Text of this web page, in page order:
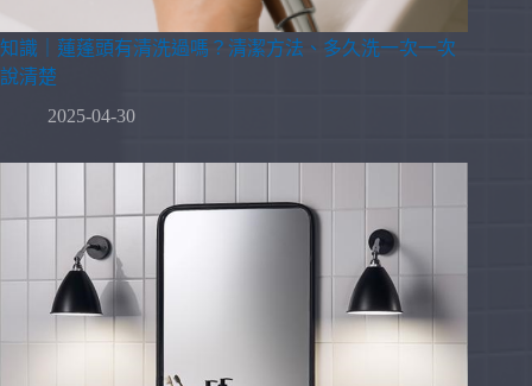
知識｜蓮蓬頭有清洗過嗎？清潔方法、多久洗一次一次
說清楚
2025-04-30